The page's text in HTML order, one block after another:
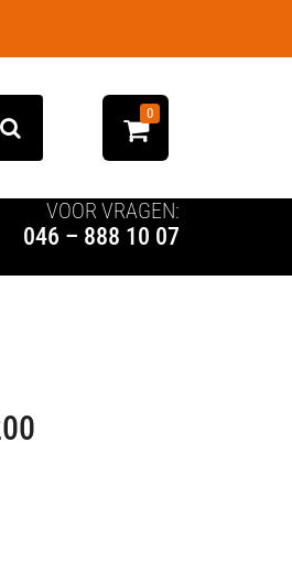
0
VOOR VRAGEN:
046 – 888 10 07